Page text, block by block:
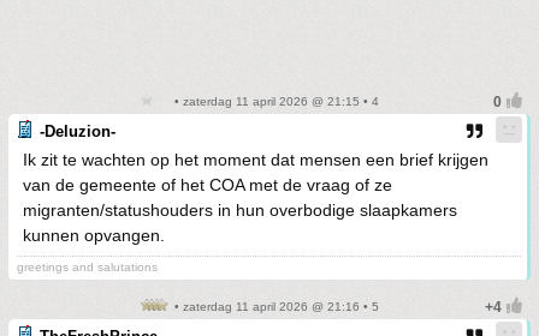
• zaterdag 11 april 2026 @ 21:15 • 4
-Deluzion-
Ik zit te wachten op het moment dat mensen een brief krijgen
van de gemeente of het COA met de vraag of ze
migranten/statushouders in hun overbodige slaapkamers
kunnen opvangen.
greetings and salutations
• zaterdag 11 april 2026 @ 21:16 • 5